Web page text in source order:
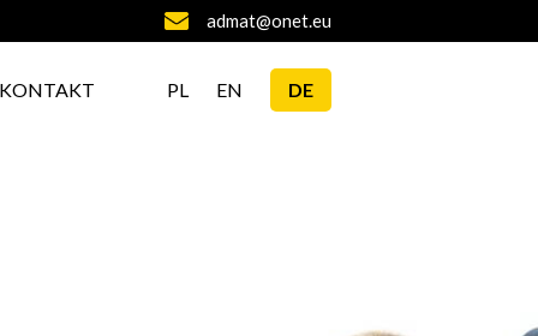
admat@onet.eu
KONTAKT PL EN DE